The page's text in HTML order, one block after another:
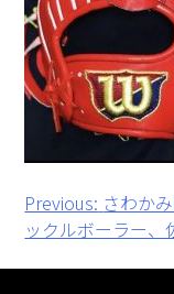
投
稿
Previous: さわか
ックルボーラー、